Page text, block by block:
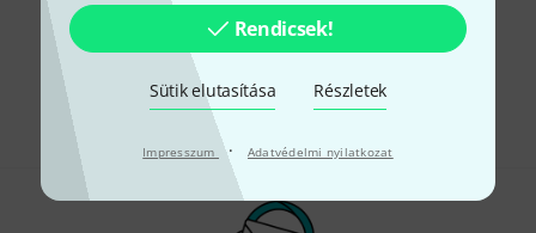
Rendicsek!
Sütik elutasítása Részletek
Impresszum · Adatvédelmi nyilatkozat
Tetszik, amit látsz?
Megosztás Súgó & Visszajelzések